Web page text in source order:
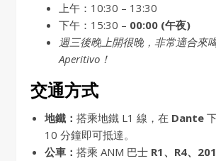
上午：10:30 – 13:30
下午：15:30 – 00:00 (午夜)
週三後晚上開很晚，非常適合來
Aperitivo！
交通方式
地鐵： 搭乘地鐵 L1 線，在 Dante
10 分鐘即可抵達。
公車： 搭乘 ANM 巴士 R1、R4、201